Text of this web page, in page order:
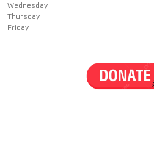
Wednesday
Thursday
Friday